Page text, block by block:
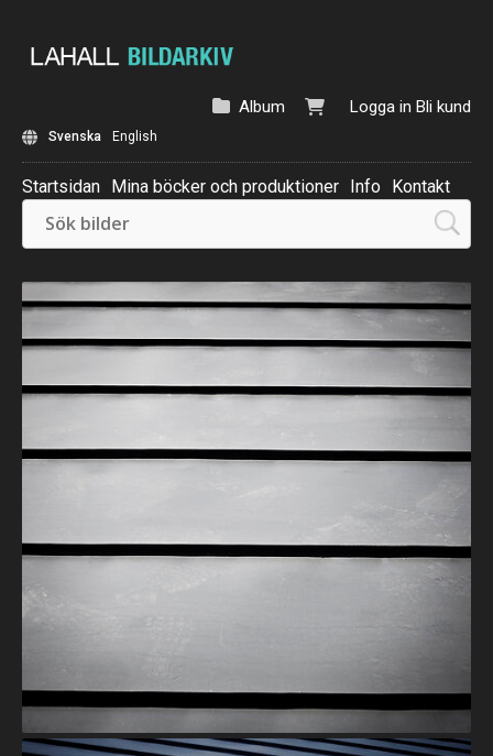
Logga in Bli kund
Album
Svenska English
Startsidan Mina böcker och produktioner Info Kontakt
Beställ: Kalender 2025